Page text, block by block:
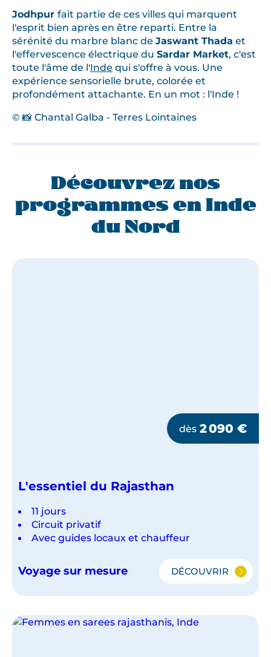
Jodhpur fait partie de ces villes qui marquent
l'esprit bien après en être reparti. Entre la
sérénité du marbre blanc de Jaswant Thada et
l'effervescence électrique du Sardar Market, c'est
toute l'âme de l'Inde qui s'offre à vous. Une
expérience sensorielle brute, colorée et
profondément attachante. En un mot : l'Inde !
© 📸 Chantal Galba - Terres Lointaines
Découvrez nos
programmes en Inde
du Nord
dès 2 090 €
L'essentiel du Rajasthan
11 jours
Circuit privatif
Avec guides locaux et chauffeur
Voyage sur mesure DÉCOUVRIR
L'ESSENTIEL